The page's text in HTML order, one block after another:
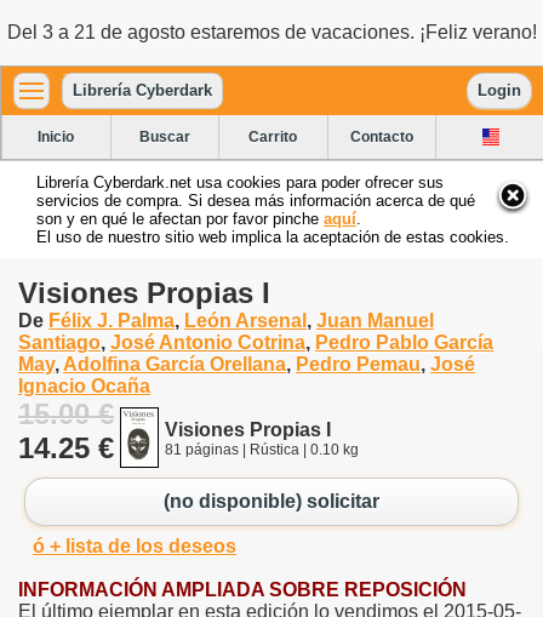
Del 3 a 21 de agosto estaremos de vacaciones. ¡Feliz verano!
Librería Cyberdark Login
Inicio Buscar Carrito Contacto
Librería Cyberdark.net usa cookies para poder ofrecer sus
servicios de compra. Si desea más información acerca de qué
son y en qué le afectan por favor pinche aquí
El uso de nuestro sitio web implica la aceptación de estas cookies.
Visiones Propias I
De Félix J. Palma, León Arsenal , Juan Manuel
Santiago, José Antonio Cotrina, Pedro Pablo García
May, Adolfina García Orellana, Pedro Pemau, José
Ignacio Ocaña
15.00 €
14.25 €
Visiones Propias I
81 páginas | Rústica | 0.10 kg
(no disponible) solicitar
ó + lista de los deseos
INFORMACIÓN AMPLIADA SOBRE REPOSICIÓN
El último ejemplar en esta edición lo vendimos el 2015-05-